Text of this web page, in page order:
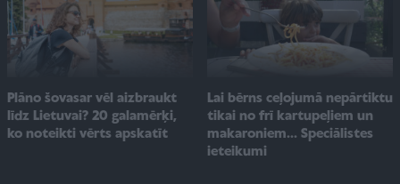
Plāno šovasar vēl aizbraukt
līdz Lietuvai? 20 galamērķi,
ko noteikti vērts apskatīt
Lai bērns ceļojumā nepārtiktu
tikai no frī kartupeļiem un
makaroniem... Speciālistes
ieteikumi